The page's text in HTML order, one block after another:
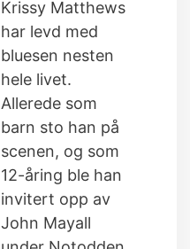
Krissy Matthews
har levd med
bluesen nesten
hele livet.
Allerede som
barn sto han på
scenen, og som
12-åring ble han
invitert opp av
John Mayall